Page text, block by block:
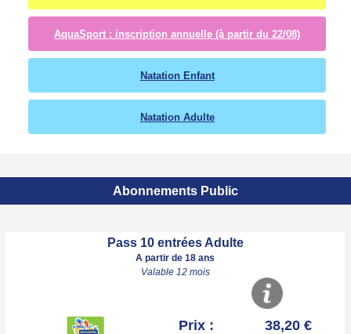
AquaSport : inscription annuelle (à partir du 22/08)
Natation Enfant
Natation Adulte
Abonnements Public
Pass 10 entrées Adulte
A partir de 18 ans
Valable 12 mois
Prix : 38,20 €